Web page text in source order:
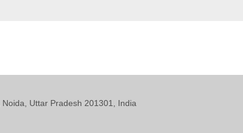
Uttar Pradesh 201301, India